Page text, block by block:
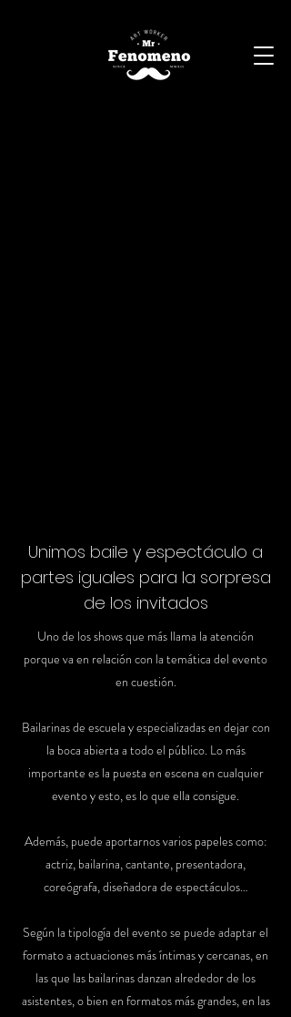
Unimos baile y espectáculo a
partes iguales para la sorpresa
de los invitados
Uno de los shows que más llama la atención
porque va en relación con la temática del evento
en cuestión.
Bailarinas de escuela y especializadas en dejar con
la boca abierta a todo el público. Lo más
importante es la puesta en escena en cualquier
evento y esto, es lo que ella consigue.
Además, puede aportarnos varios papeles como:
actriz, bailarina, cantante, presentadora,
coreógrafa, diseñadora de espectáculos…
Según la tipología del evento se puede adaptar el
formato a actuaciones más íntimas y cercanas, en
las que las bailarinas danzan alrededor de los
asistentes, o bien en formatos más grandes, en las